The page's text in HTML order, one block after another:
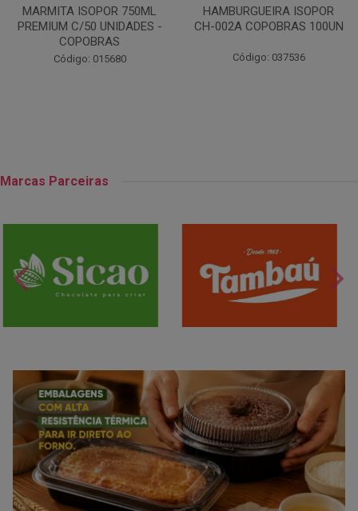
HAMBURGUEIRA ISOPOR
CH-002A COPOBRAS 100UN
Código: 037536
CAIXA PARDA PIZZA N30
OITAVADA BALUARTE C/10
Código: 001124
Marcas Parceiras